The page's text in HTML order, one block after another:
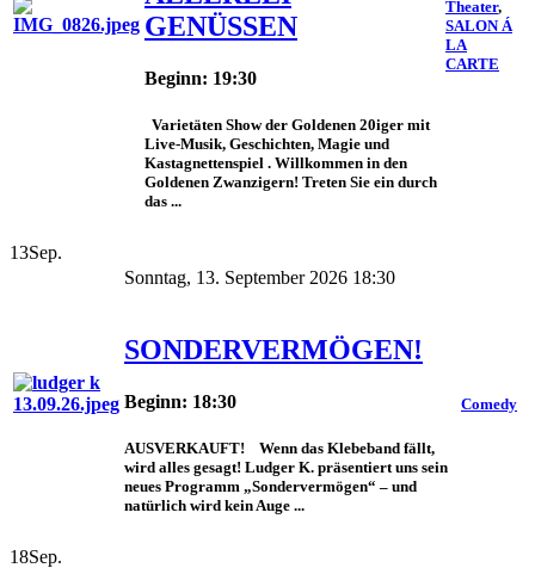
GENÜSSEN
Beginn: 19:30
Varietäten Show der Goldenen 20iger mit
Live-Musik, Geschichten, Magie und
Kastagnettenspiel . Willkommen in den
Goldenen Zwanzigern! Treten Sie ein durch
das ...
Theater,
SALON Á
LA
CARTE
13Sep.
Sonntag, 13. September 2026 18:30
SONDERVERMÖGEN!
Beginn: 18:30
AUSVERKAUFT! Wenn das Klebeband fällt,
wird alles gesagt! Ludger K. präsentiert uns sein
neues Programm „Sondervermögen“ – und
natürlich wird kein Auge ...
Comedy
18Sep.